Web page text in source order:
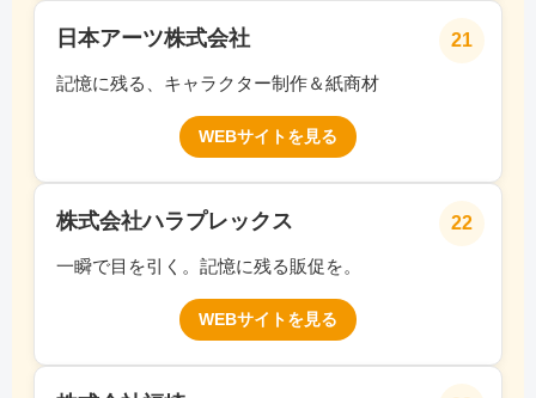
21
日本アーツ株式会社
記憶に残る、キャラクター制作＆紙商材
WEBサイトを見る
22
株式会社ハラプレックス
一瞬で目を引く。記憶に残る販促を。
WEBサイトを見る